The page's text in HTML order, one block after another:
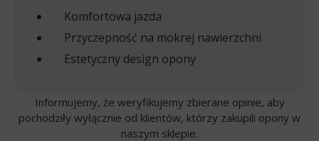
Komfortowa jazda
Przyczepność na mokrej nawierzchni
Estetyczny design opony
Informujemy, że weryfikujemy zbierane opinie, aby
pochodziły wyłącznie od klientów, którzy zakupili opony w
naszym sklepie.